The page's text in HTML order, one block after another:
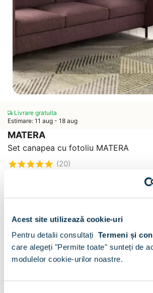
Acest site utilizează cookie-uri
Pentru detalii consultați Termeni și
care alegeți "Permite toate" sunteți de
modulelor cookie-urilor noastre.
Livrare gratuita
Estimare: 11 aug - 18 aug
MATERA
Set canapea cu fotoliu MATERA
(20)